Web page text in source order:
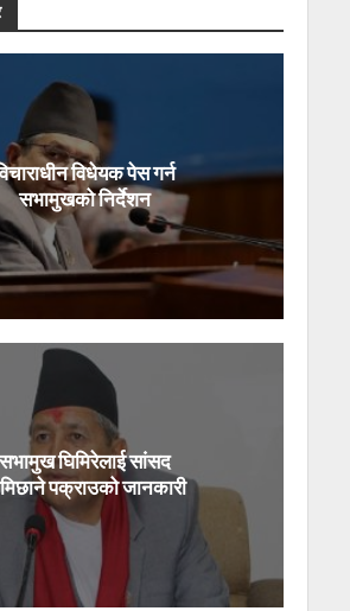
विधेयक पेस गर्न
सभामुखको निर्देशन
घिमिरेलाई सांसद
पक्राउको जानकारी